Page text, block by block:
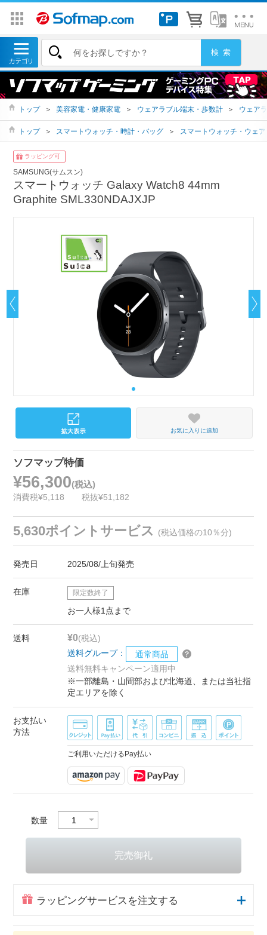
トップ ＞ 美容家電・健康家電 ＞ ウェアラブル端末・歩数計 ＞ ウェア
トップ ＞ スマートウォッチ・時計・バッグ ＞ スマートウォッチ・ウェ
ラッピング可
SAMSUNG(サムスン)
スマートウォッチ Galaxy Watch8 44mm
Graphite SML330NDAJXJP
お気に入りに追加
ソフマップ特価
¥56,300(税込)
消費税¥5,118 税抜¥51,182
5,630ポイントサービス (税込価格の10％分)
発売日 2025/08/上旬発売
在庫 限定数終了
お一人様1点まで
送料 ¥0(税込)
送料グループ：
通常商品
送料無料キャンペーン適用中
※一部離島・山間部および北海道、または当社指
定エリアを除く
お支払い
方法
ご利用いただけるPay払い
数量
ラッピングサービスを注文する